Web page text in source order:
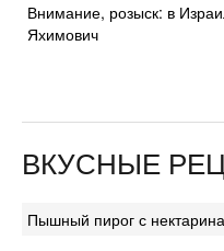
Внимание, розыск: в
Яхимович
ВКУСНЫЕ
Пышный пирог с